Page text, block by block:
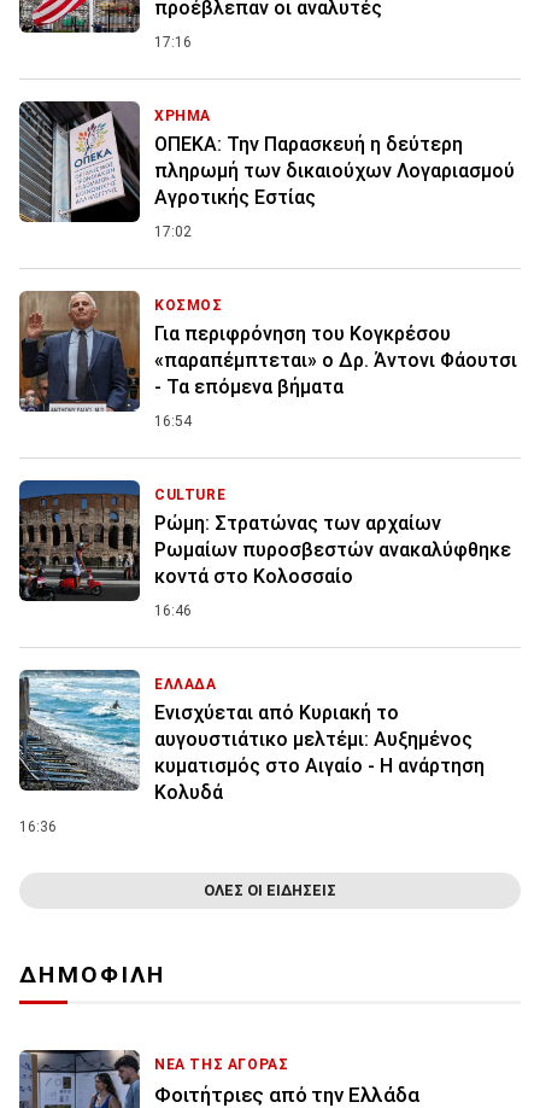
προέβλεπαν οι αναλυτές
17:16
ΧΡΗΜΑ
ΟΠΕΚΑ: Την Παρασκευή η δεύτερη
πληρωμή των δικαιούχων Λογαριασμού
Αγροτικής Εστίας
17:02
ΚΟΣΜΟΣ
Για περιφρόνηση του Κογκρέσου
«παραπέμπτεται» ο Δρ. Άντονι Φάουτσι
- Τα επόμενα βήματα
16:54
CULTURE
Ρώμη: Στρατώνας των αρχαίων
Ρωμαίων πυροσβεστών ανακαλύφθηκε
κοντά στο Κολοσσαίο
16:46
ΕΛΛΑΔΑ
Ενισχύεται από Κυριακή το
αυγουστιάτικο μελτέμι: Αυξημένος
κυματισμός στο Αιγαίο - Η ανάρτηση
Κολυδά
16:36
ΟΛΕΣ ΟΙ ΕΙΔΗΣΕΙΣ
ΔΗΜΟΦΙΛΗ
ΝΕΑ ΤΗΣ ΑΓΟΡΑΣ
Φοιτήτριες από την Ελλάδα